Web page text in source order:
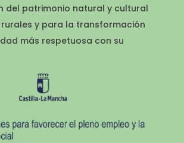
del patrimonio natural y cultural
y para la transformación
más respetuosa con su